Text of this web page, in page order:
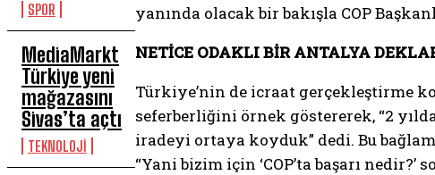
SPOR
MediaMarkt
Türkiye yeni
mağazasını
Sivas’ta açtı
TEKNOLOJİ
yanında olacak bir bakışla COP
NETİCE ODAKLI BİR ANTALYA
Türkiye’nin de icraat gerçekleştirme
seferberliğini örnek göstererek, “2
iradeyi ortaya koyduk” dedi. Bu
“Yani bizim için ‘COP’ta başarı